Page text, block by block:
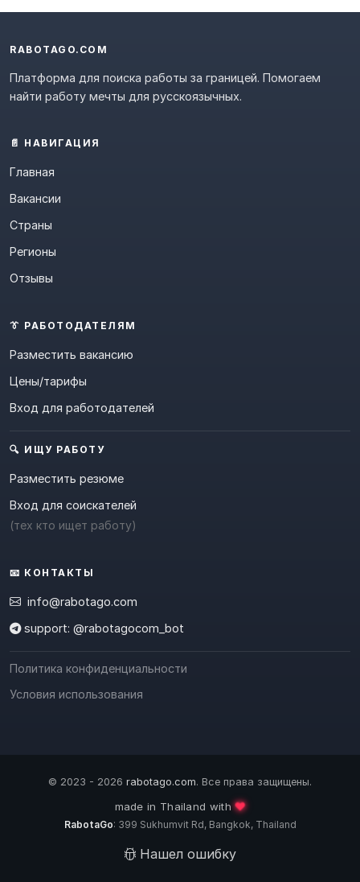
RABOTAGO.COM
Платформа для поиска работы за границей. Помогаем
найти работу мечты для русскоязычных.
📄 НАВИГАЦИЯ
Главная
Вакансии
Страны
Регионы
Отзывы
👔 РАБОТОДАТЕЛЯМ
Разместить вакансию
Цены/тарифы
Вход для работодателей
🔍 ИЩУ РАБОТУ
Разместить резюме
Вход для соискателей
(тех кто ищет работу)
📧 КОНТАКТЫ
info@rabotago.com
support: @rabotagocom_bot
Политика конфиденциальности
Условия использования
© 2023 - 2026 rabotago.com. Все права защищены.
made in Thailand with❤️
RabotaGo: 399 Sukhumvit Rd, Bangkok, Thailand
Нашел ошибку